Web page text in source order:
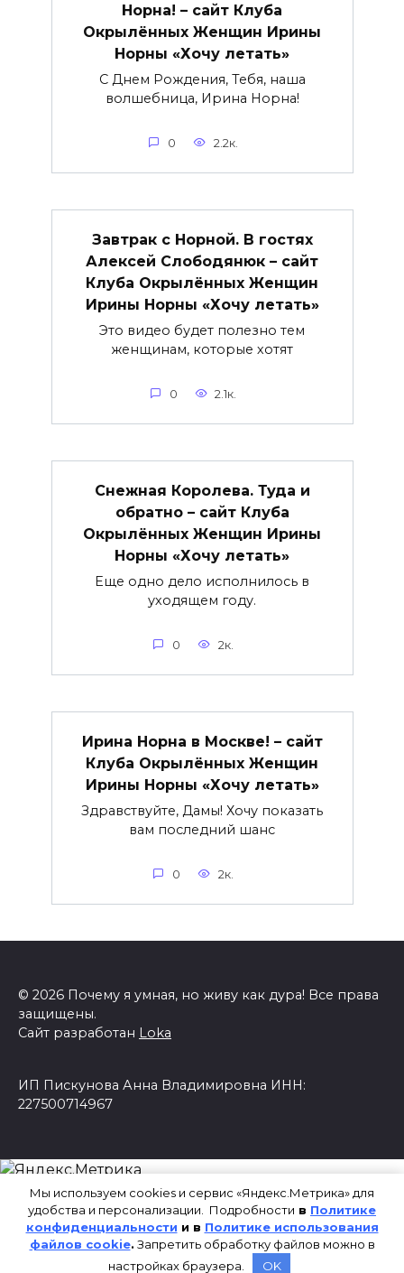
Норна! – сайт Клуба
Окрылённых Женщин Ирины
Норны «Хочу летать»
С Днем Рождения, Тебя, наша
волшебница, Ирина Норна!
0 2.2к.
Завтрак с Норной. В гостях
Алексей Слободянюк – сайт
Клуба Окрылённых Женщин
Ирины Норны «Хочу летать»
Это видео будет полезно тем
женщинам, которые хотят
0 2.1к.
Снежная Королева. Туда и
обратно – сайт Клуба
Окрылённых Женщин Ирины
Норны «Хочу летать»
Еще одно дело исполнилось в
уходящем году.
0 2к.
Ирина Норна в Москве! – сайт
Клуба Окрылённых Женщин
Ирины Норны «Хочу летать»
Здравствуйте, Дамы! Хочу показать
вам последний шанс
0 2к.
© 2026 Почему я умная, но живу как дура! Все права
защищены.
Сайт разработан Loka
ИП Пискунова Анна Владимировна ИНН:
227500714967
Мы используем cookies и сервис «Яндекс.Метрика» для
удобства и персонализации. Подробности в Политике
конфиденциальности и в Политике использования
файлов cookie. Запретить обработку файлов можно в
настройках браузера.
OK